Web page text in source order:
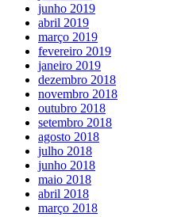
junho 2019
abril 2019
março 2019
fevereiro 2019
janeiro 2019
dezembro 2018
novembro 2018
outubro 2018
setembro 2018
agosto 2018
julho 2018
junho 2018
maio 2018
abril 2018
março 2018